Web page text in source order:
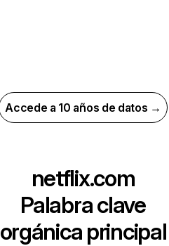
Accede a 10 años de datos →
netflix.com
Palabra clave
orgánica principal